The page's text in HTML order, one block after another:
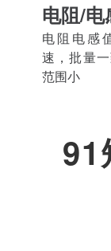
电阻/电
电阻电感
速，批量
范围小
91